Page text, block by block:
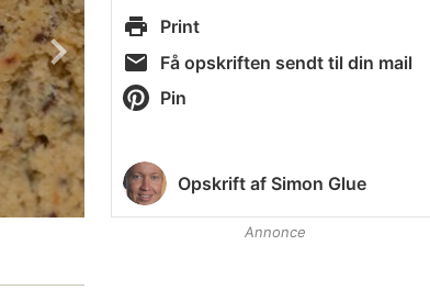
Print
Få opskriften sendt til din mail
Pin
Opskrift af Simon Glue
Annonce